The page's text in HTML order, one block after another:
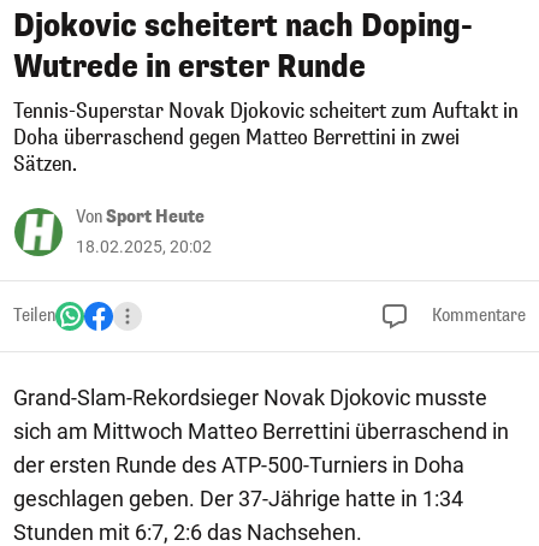
Djokovic scheitert nach Doping-
Wutrede in erster Runde
Tennis-Superstar Novak Djokovic scheitert zum Auftakt in
Doha überraschend gegen Matteo Berrettini in zwei
Sätzen.
VonSport Heute
18.02.2025, 20:02
Teilen Kommentare
Grand-Slam-Rekordsieger Novak Djokovic musste
sich am Mittwoch Matteo Berrettini überraschend in
der ersten Runde des ATP-500-Turniers in Doha
geschlagen geben. Der 37-Jährige hatte in 1:34
Stunden mit 6:7, 2:6 das Nachsehen.